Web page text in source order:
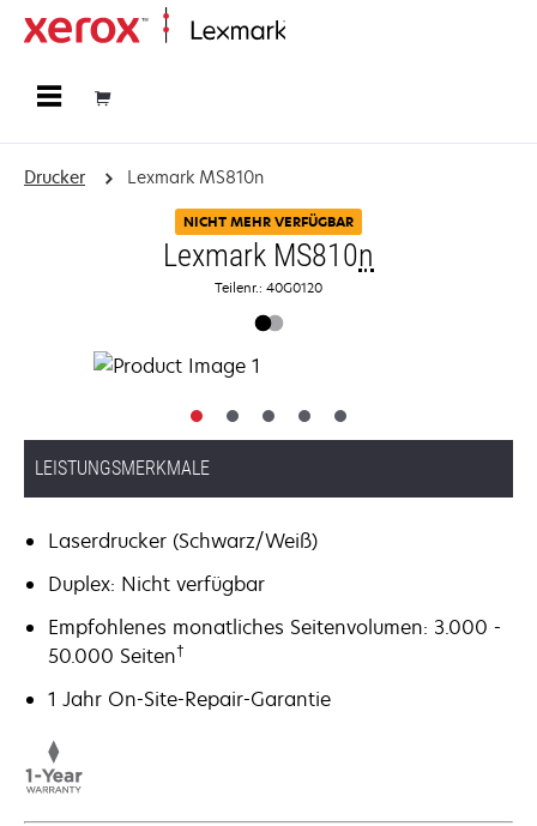
Drucker Lexmark MS810n
NICHT MEHR VERFÜGBAR
Lexmark MS810n
Teilenr.: 40G0120
LEISTUNGSMERKMALE
Laserdrucker (Schwarz/Weiß)
Duplex: Nicht verfügbar
Empfohlenes monatliches Seitenvolumen: 3.000 -
50.000 Seiten†
1 Jahr On-Site-Repair-Garantie